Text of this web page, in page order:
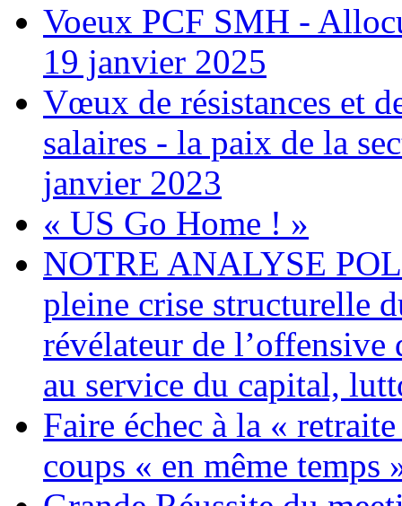
Voeux PCF SMH -
19 janvier 2025
Vœux de résistances et
salaires - la paix de la
janvier 2023
« US Go Home ! »
NOTRE ANALYSE
pleine crise structurelle
révélateur de
au service du capital,
Faire échec à la «
coups « en même temps